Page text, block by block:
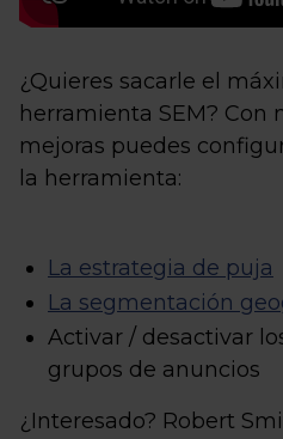
¿Quieres sacarle el
herramienta SEM? Con
mejoras puedes
la herramienta:
La estrategia de puja
La segmentación
Activar / desactivar
grupos de anuncios
¿Interesado? Robert